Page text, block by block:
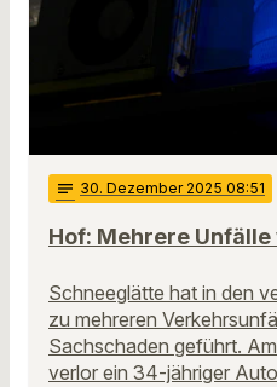
notes 30. Dezember 2025 08:51
Hof: Mehrere
Schneeglätte hat in den
zu mehreren
Sachschaden geführt.
verlor ein 34-jähriger